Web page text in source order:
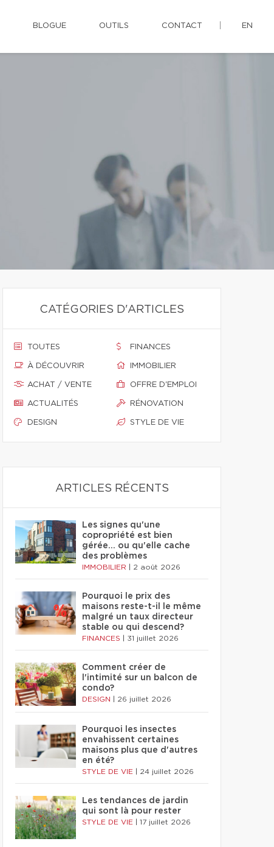
BLOGUE OUTILS CONTACT EN
CATÉGORIES D'ARTICLES
TOUTES
À DÉCOUVRIR
ACHAT / VENTE
ACTUALITÉS
DESIGN
FINANCES
IMMOBILIER
OFFRE D'EMPLOI
RÉNOVATION
STYLE DE VIE
ARTICLES RÉCENTS
Les signes qu'une
copropriété est bien
gérée… ou qu'elle cache
des problèmes
IMMOBILIER 2 août 2026
Pourquoi le prix des
maisons reste-t-il le même
malgré un taux directeur
stable ou qui descend?
FINANCES 31 juillet 2026
Comment créer de
l'intimité sur un balcon de
condo?
DESIGN 26 juillet 2026
Pourquoi les insectes
envahissent certaines
maisons plus que d'autres
en été?
STYLE DE VIE 24 juillet 2026
Les tendances de jardin
qui sont là pour rester
STYLE DE VIE 17 juillet 2026